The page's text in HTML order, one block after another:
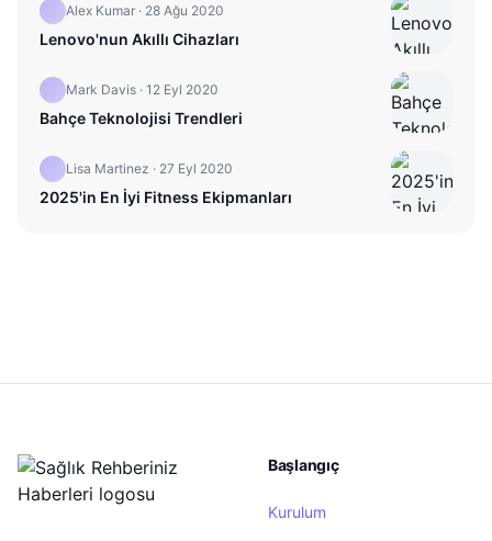
Alex Kumar · 28 Ağu 2020
Lenovo'nun Akıllı Cihazları
Mark Davis · 12 Eyl 2020
Bahçe Teknolojisi Trendleri
Lisa Martinez · 27 Eyl 2020
2025'in En İyi Fitness Ekipmanları
Başlangıç
Kurulum